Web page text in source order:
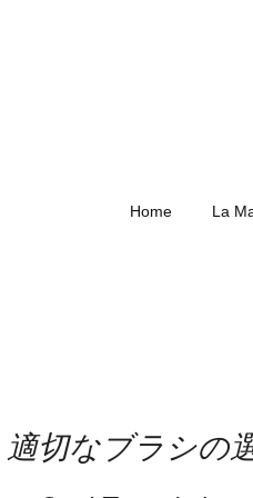
Home La
適切なブラシの